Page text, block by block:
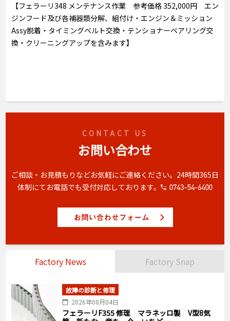
【フェラーリ348 メンテナンス作業 参考価格 352,000円 エン
ジンフード及び各補器類分解、組付け・エンジン＆ミッション
Assy脱着・タイミングベルト交換・テンショナーベアリング交
換・クリーニングアップを含みます】
CONTACT US
お問い合わせ
ご相談・お見積もりなどお気軽にご連絡ください。 24時間365日
体制にてお電話でも受付対応しております。
Factory News Factory Snap
故障の診断と修理
2026年08月04日
フェラーリF355 修理 マラネッロ製 V型8気